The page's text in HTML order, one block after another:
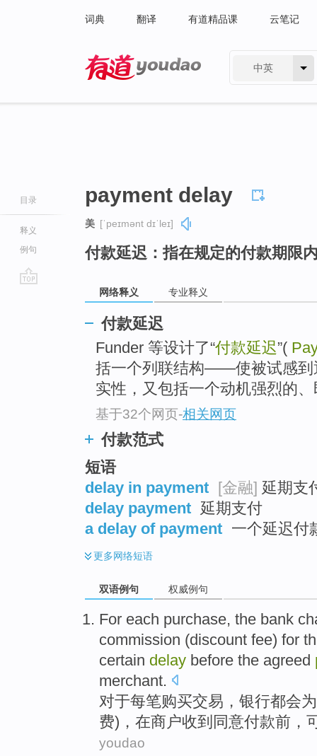
词典 翻译 有道精品课 云笔记
中英
目录
释义
例句
payment delay
美 [ˈpeɪmənt dɪˈleɪ]
付款延迟：指在规定的付款期限
网络释义 专业释义
付款延迟
Funder 等设计了“付款延迟”(
括一个列联结构——使被试感到
实性，又包括一个动机强烈的
基于32个网页-相关网页
付款范式
短语
delay in payment [金融] 延期支
delay payment 延期支付
a delay of payment 一个延迟付
更多网络短语
双语例句 权威例句
For each purchase, the bank
commission (discount fee) for
certain delay before the agreed
merchant.
对于每笔购买交易 ， 银行都会
费)，在商户收到 同意付款前 ，
youdao